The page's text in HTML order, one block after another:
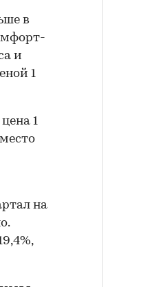
в
и
1
1
на